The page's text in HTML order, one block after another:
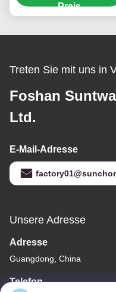
Haushaltsgeräte
Preis
Treten Sie mit uns in
Foshan
Ltd.
E-Mail-Adresse
Unsere Adresse
Adresse
Guangdong, China
Telefon